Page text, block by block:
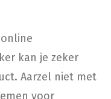
kan je zeker
Aarzel niet met
voor